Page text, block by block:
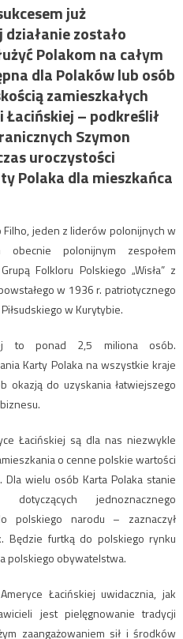
już
zostało
Polakom na całym
dla Polaków lub osób
zamieszkałych
– podkreślił
Szymon
uroczystości
Polaka dla mieszkańca
Filho, jeden z liderów polonijnych w
obecnie polonijnym zespołem
Folkloru Polskiego „Wisła” z
w 1936 r. patriotycznego
w Kurytybie.
to ponad 2,5 miliona osób.
Karty Polaka na wszystkie kraje
okazją do uzyskania łatwiejszego
Łacińskiej są dla nas niezwykle
o cenne polskie wartości
wielu osób Karta Polaka stanie
jednoznacznego
polskiego narodu – zaznaczył
Będzie furtką do polskiego rynku
polskiego obywatelstwa.
Łacińskiej uwidacznia, jak
jest pielęgnowanie tradycji
zaangażowaniem sił i środków